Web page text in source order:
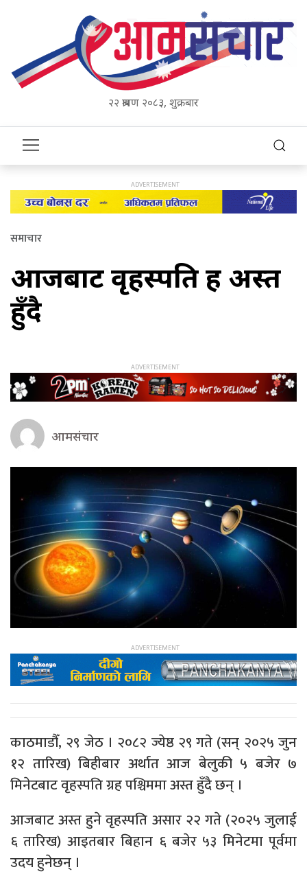
२२ श्रावण २०८३, शुक्रबार
समाचार
आजबाट वृहस्पति ग्रह अस्त
हुँदै
आमसंचार
काठमाडौँ, २९ जेठ । २०८२ ज्येष्ठ २९ गते (सन् २०२५ जुन
१२ तारिख) बिहीबार अर्थात आज बेलुकी ५ बजेर ७
मिनेटबाट वृहस्पति ग्रह पश्चिममा अस्त हुँदै छन् ।
आजबाट अस्त हुने वृहस्पति असार २२ गते (२०२५ जुलाई
६ तारिख) आइतबार बिहान ६ बजेर ५३ मिनेटमा पूर्वमा
उदय हुनेछन् ।